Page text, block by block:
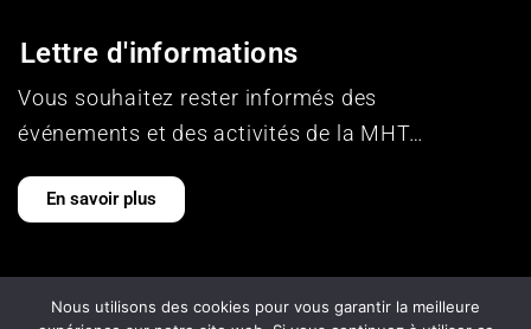
Lettre d'informations
Vous souhaitez rester informés des
événements et des activités de la MHT…
En savoir plus
Nous utilisons des cookies pour vous garantir la meilleure